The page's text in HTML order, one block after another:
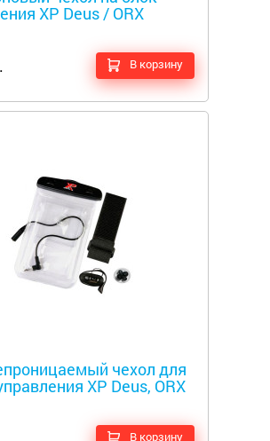
XP Deus / ORX
В корзину
чехол для
XP Deus, ORX
В корзину